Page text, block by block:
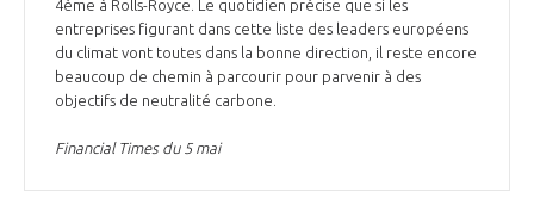
4ème à Rolls-Royce. Le quotidien précise que si les
entreprises figurant dans cette liste des leaders européens
du climat vont toutes dans la bonne direction, il reste encore
beaucoup de chemin à parcourir pour parvenir à des
objectifs de neutralité carbone.
Financial Times du 5 mai